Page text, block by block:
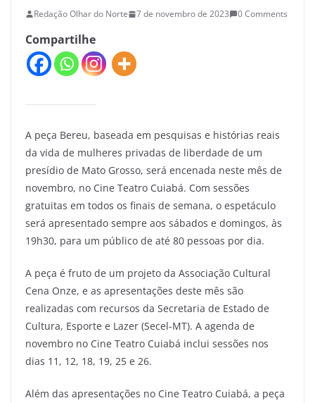
Redação Olhar do Norte 7 de novembro de 2023 0 Comments
Compartilhe
A peça Bereu, baseada em pesquisas e histórias reais
da vida de mulheres privadas de liberdade de um
presídio de Mato Grosso, será encenada neste mês de
novembro, no Cine Teatro Cuiabá. Com sessões
gratuitas em todos os finais de semana, o espetáculo
será apresentado sempre aos sábados e domingos, às
19h30, para um público de até 80 pessoas por dia.
A peça é fruto de um projeto da Associação Cultural
Cena Onze, e as apresentações deste mês são
realizadas com recursos da Secretaria de Estado de
Cultura, Esporte e Lazer (Secel-MT). A agenda de
novembro no Cine Teatro Cuiabá inclui sessões nos
dias 11, 12, 18, 19, 25 e 26.
Além das apresentações no Cine Teatro Cuiabá, a peça